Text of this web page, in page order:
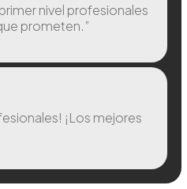
nivel profesionales
prometen.”
¡Los mejores